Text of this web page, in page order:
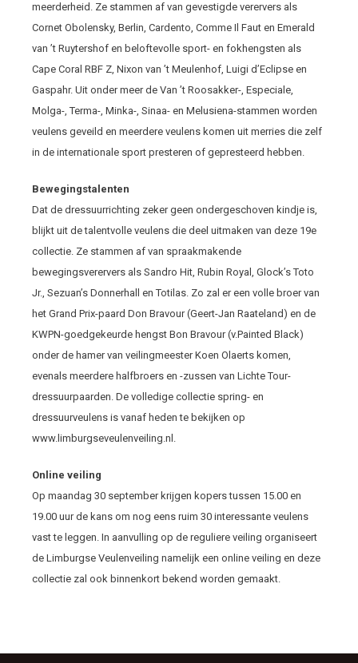
meerderheid. Ze stammen af van gevestigde verervers als
Cornet Obolensky, Berlin, Cardento, Comme Il Faut en Emerald
van ’t Ruytershof en beloftevolle sport- en fokhengsten als
Cape Coral RBF Z, Nixon van ’t Meulenhof, Luigi d’Eclipse en
Gaspahr. Uit onder meer de Van ’t Roosakker-, Especiale,
Molga-, Terma-, Minka-, Sinaa- en Melusiena-stammen worden
veulens geveild en meerdere veulens komen uit merries die zelf
in de internationale sport presteren of gepresteerd hebben.
Bewegingstalenten
Dat de dressuurrichting zeker geen ondergeschoven kindje is,
blijkt uit de talentvolle veulens die deel uitmaken van deze 19e
collectie. Ze stammen af van spraakmakende
bewegingsverervers als Sandro Hit, Rubin Royal, Glock’s Toto
Jr., Sezuan’s Donnerhall en Totilas. Zo zal er een volle broer van
het Grand Prix-paard Don Bravour (Geert-Jan Raateland) en de
KWPN-goedgekeurde hengst Bon Bravour (v.Painted Black)
onder de hamer van veilingmeester Koen Olaerts komen,
evenals meerdere halfbroers en -zussen van Lichte Tour-
dressuurpaarden. De volledige collectie spring- en
dressuurveulens is vanaf heden te bekijken op
www.limburgseveulenveiling.nl.
Online veiling
Op maandag 30 september krijgen kopers tussen 15.00 en
19.00 uur de kans om nog eens ruim 30 interessante veulens
vast te leggen. In aanvulling op de reguliere veiling organiseert
de Limburgse Veulenveiling namelijk een online veiling en deze
collectie zal ook binnenkort bekend worden gemaakt.